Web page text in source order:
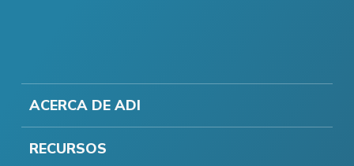
ACERCA DE ADI
RECURSOS